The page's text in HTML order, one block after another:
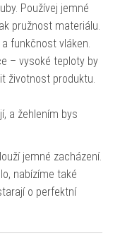
Používej jemné
pružnost materiálu.
funkčnost vláken.
– vysoké teploty by
životnost produktu.
a žehlením bys
jemné zacházení.
nabízíme také
o perfektní